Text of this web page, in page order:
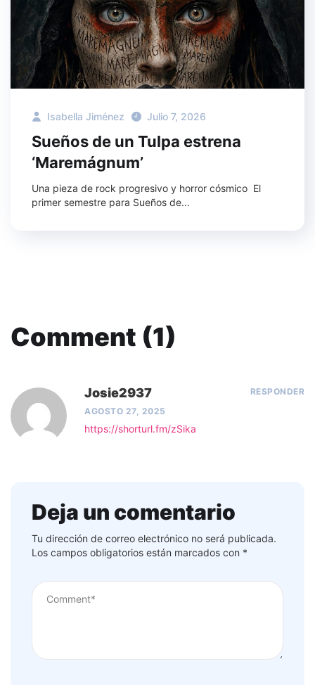
Isabella Jiménez Julio 7, 2026
Sueños de un Tulpa estrena
‘Maremágnum’
Una pieza de rock progresivo y horror cósmico El
primer semestre para Sueños de...
Comment (1)
Josie2937
AGOSTO 27, 2025
RESPONDER
https://shorturl.fm/zSika
Deja un comentario
Tu dirección de correo electrónico no será publicada.
Los campos obligatorios están marcados con *